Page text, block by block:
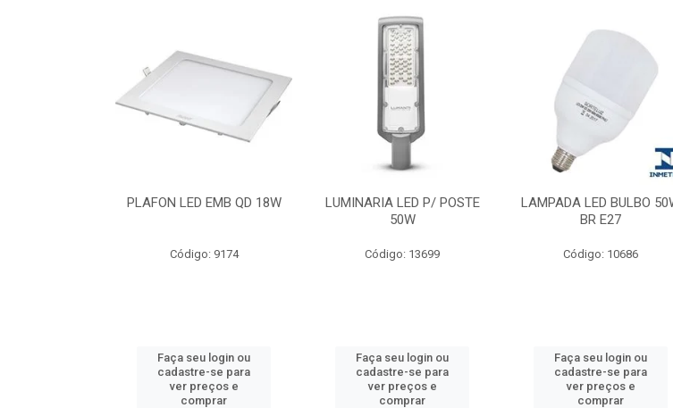
LUMINARIA LED P/ POSTE
Código: 13699
Faça seu login ou
cadastre-se para
ver preços e
comprar
LAMPADA LED BULBO 50W
BR E27
Código: 10686
Faça seu login ou
cadastre-se para
ver preços e
comprar
REFLETOR LED 100W
Código: 23740
Faça seu login ou
cadastre-se para
ver preços e
comprar